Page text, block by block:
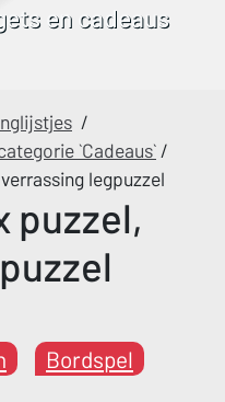
en cadeaus
/
`Cadeaus` /
legpuzzel
puzzel,
Bordspel